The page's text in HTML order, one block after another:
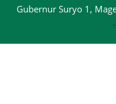
Gubernur Suryo 1,